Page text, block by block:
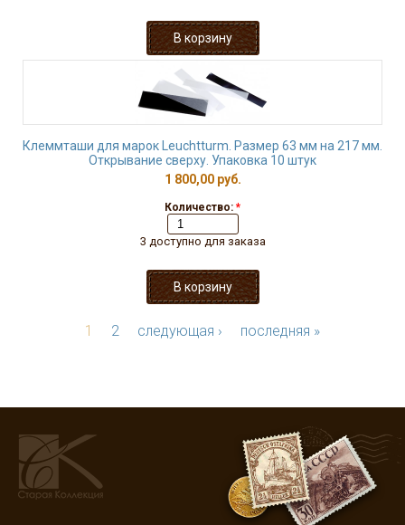
Клеммташи для марок Leuchtturm. Размер 63 мм на 217 мм.
Открывание сверху. Упаковка 10 штук
1 800,00 руб.
Количество: *
3 доступно для заказа
1 2 следующая › последняя »